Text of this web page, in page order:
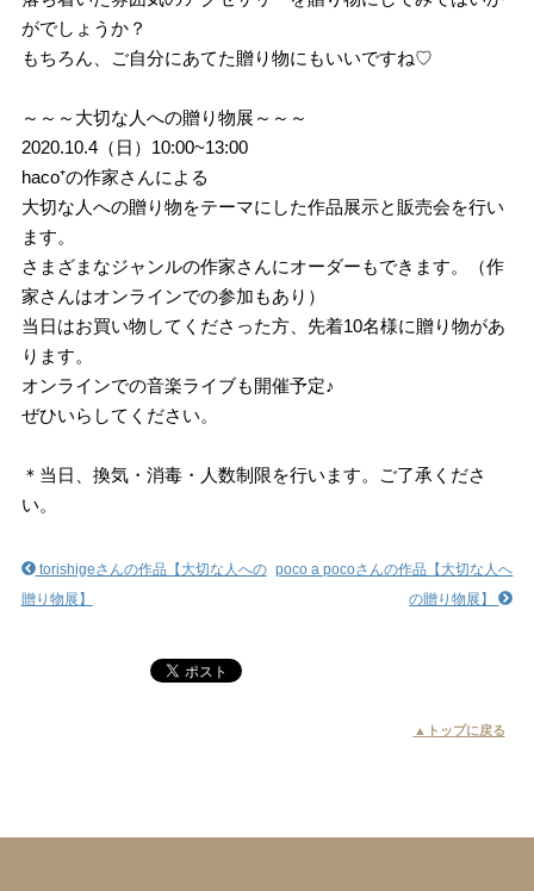
がでしょうか？
もちろん、ご自分にあてた贈り物にもいいですね♡
～～～大切な人への贈り物展～～～
2020.10.4（日）10:00~13:00
haco⁺の作家さんによる
大切な人への贈り物をテーマにした作品展示と販売会を行い
ます。
さまざまなジャンルの作家さんにオーダーもできます。（作
家さんはオンラインでの参加もあり）
当日はお買い物してくださった方、先着10名様に贈り物があ
ります。
オンラインでの音楽ライブも開催予定♪
ぜひいらしてください。
＊当日、換気・消毒・人数制限を行います。ご了承くださ
い。
poco a pocoさんの作品【大切な人へ
の贈り物展】
torishigeさんの作品【大切な人への
贈り物展】
▲トップに戻る